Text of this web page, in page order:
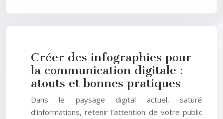
Créer des infographies pour
la communication digitale :
atouts et bonnes pratiques
Dans le paysage digital actuel, saturé
d’informations, retenir l’attention de votre public